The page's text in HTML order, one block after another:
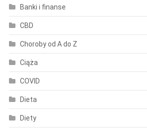
Banki i finanse
CBD
Choroby od A do Z
Ciąża
COVID
Dieta
Diety